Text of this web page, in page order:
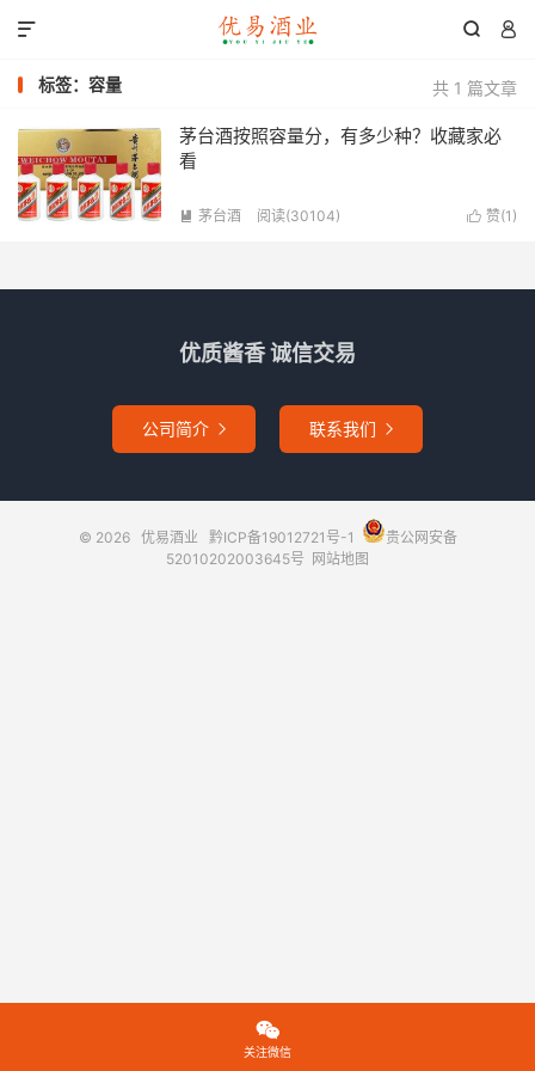
 

共 1 篇文章
标签：容量
茅台酒按照容量分，有多少种？收藏家必
看
 赞(1 )
 茅台酒 阅读(30104)
优质酱香 诚信交易
公司简介  联系我们 
© 2026 优易酒业 黔ICP备19012721号-1
贵公网安备
52010202003645号 网站地图

关注微信